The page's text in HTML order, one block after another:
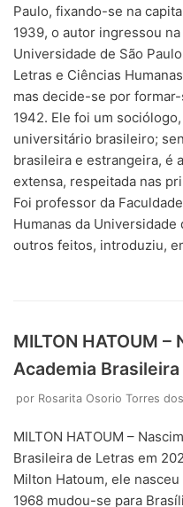
Paulo, fixando-se na
1939, o autor ingressou
Universidade de São
Letras e Ciências
mas decide-se por
1942. Ele foi um
universitário brasileiro;
brasileira e estrangeira, é
extensa, respeitada nas
Foi professor da
Humanas da
outros feitos, introduziu,
MILTON HATOUM
Academia
por Rosarita Osorio Torres
MILTON HATOUM –
Brasileira de Letras em
Milton Hatoum, ele
1968 mudou-se para